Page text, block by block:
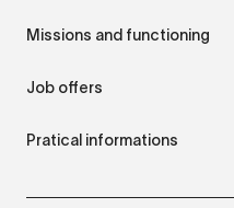
Missions and functioning
Job offers
Pratical informations